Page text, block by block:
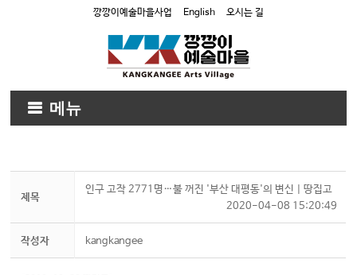
깡깡이예술마을사업 English 오시는 길
메뉴
제목
인구 고작 2771명…불 꺼진 '부산 대평동'의 변신 | 땅집고
2020-04-08 15:20:49
작성자 kangkangee